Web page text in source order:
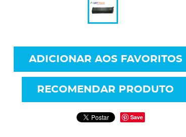
ADICIONAR AOS FAVORITOS
RECOMENDAR PRODUTO
Save